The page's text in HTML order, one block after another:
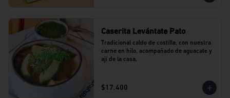
Caserita Levántate Pato
Tradicional caldo de costilla, con nuestra
carne en hilo, acompañado de aguacate y
ají de la casa.
$17.400